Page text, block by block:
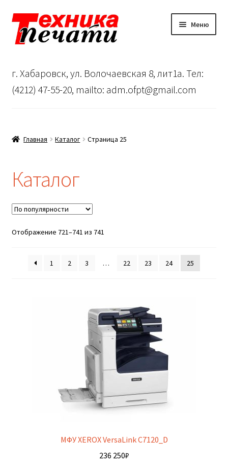
Перейти
навигации
Перейти
содержимому
Меню
Сервисный центр
…
г. Хабаровск, ул. Волочаевская 8, лит1а. Тел:
(4212) 47-55-20, mailto: adm.ofpt@gmail.com
Главная Каталог Страница 25
Каталог
Отображение 721–741 из 741
1
2 3 … 22 23 24 25
МФУ XEROX VersaLink C7120_D
236 250₽